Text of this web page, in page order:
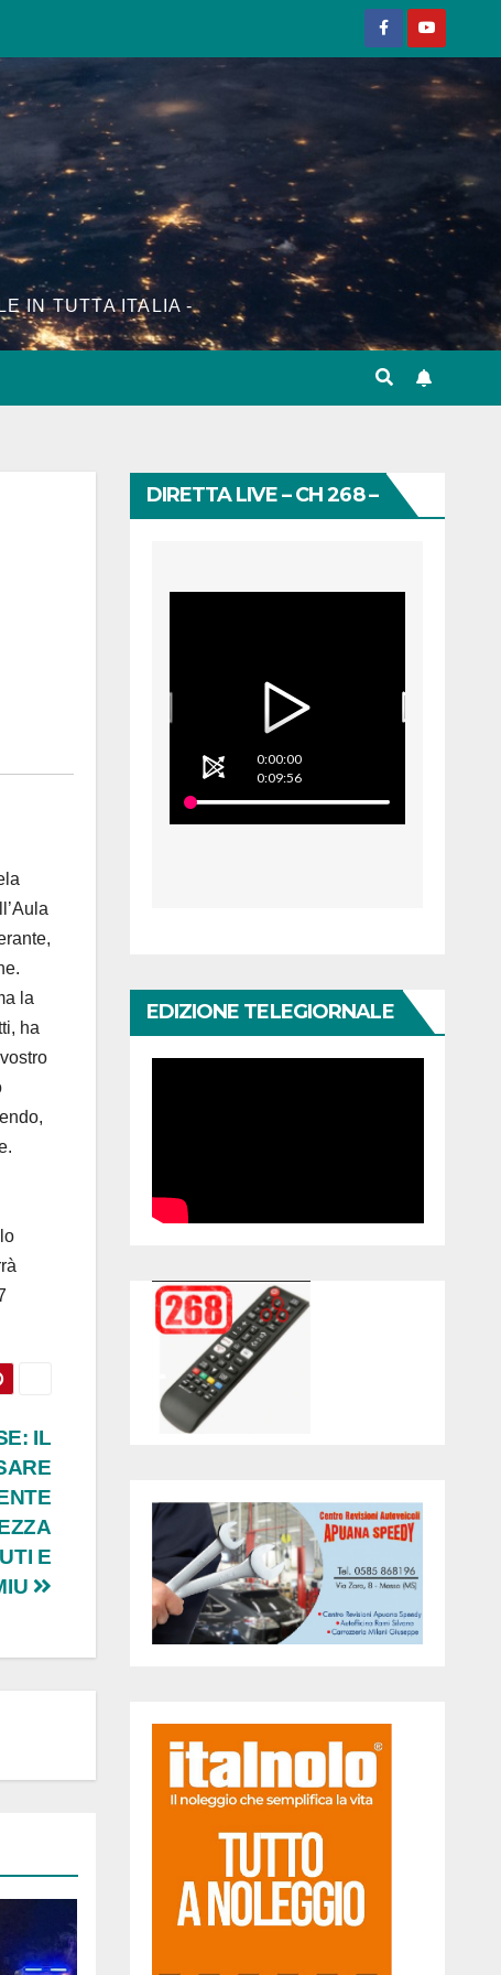
IN TUTTA ITALIA -
la
ha
IL
E
DIRETTA LIVE – CH 268 –
0:00:00
0:09:56
EDIZIONE TELEGIORNALE